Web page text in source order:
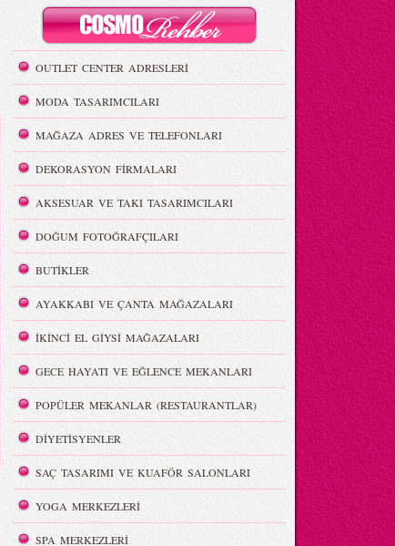
OUTLET CENTER ADRESLERİ
MODA TASARIMCILARI
MAĞAZA ADRES VE TELEFONLARI
DEKORASYON FİRMALARI
AKSESUAR VE TAKI TASARIMCILARI
DOĞUM FOTOĞRAFÇILARI
BUTİKLER
AYAKKABI VE ÇANTA MAĞAZALARI
İKİNCİ EL GİYSİ MAĞAZALARI
GECE HAYATI VE EĞLENCE MEKANLARI
POPÜLER MEKANLAR (RESTAURANTLAR)
DİYETİSYENLER
SAÇ TASARIMI VE KUAFÖR SALONLARI
YOGA MERKEZLERİ
SPA MERKEZLERİ